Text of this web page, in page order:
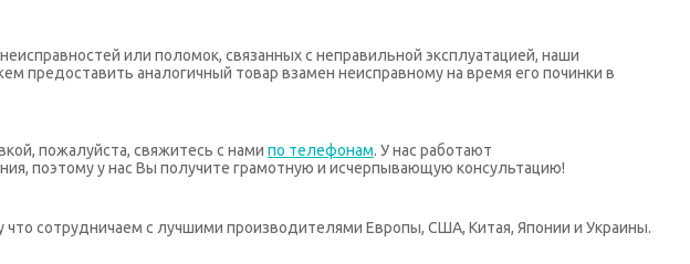
или поломок, связанных с неправильной эксплуатацией, наши
аналогичный товар взамен неисправному на время его починки в
пожалуйста, свяжитесь с нами по телефонам. У нас работают
поэтому у нас Вы получите грамотную и исчерпывающую консультацию!
сотрудничаем с лучшими производителями Европы, США, Китая, Японии и Украины.